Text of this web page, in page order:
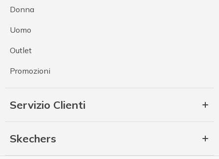
Donna
Uomo
Outlet
Promozioni
Servizio Clienti
Skechers